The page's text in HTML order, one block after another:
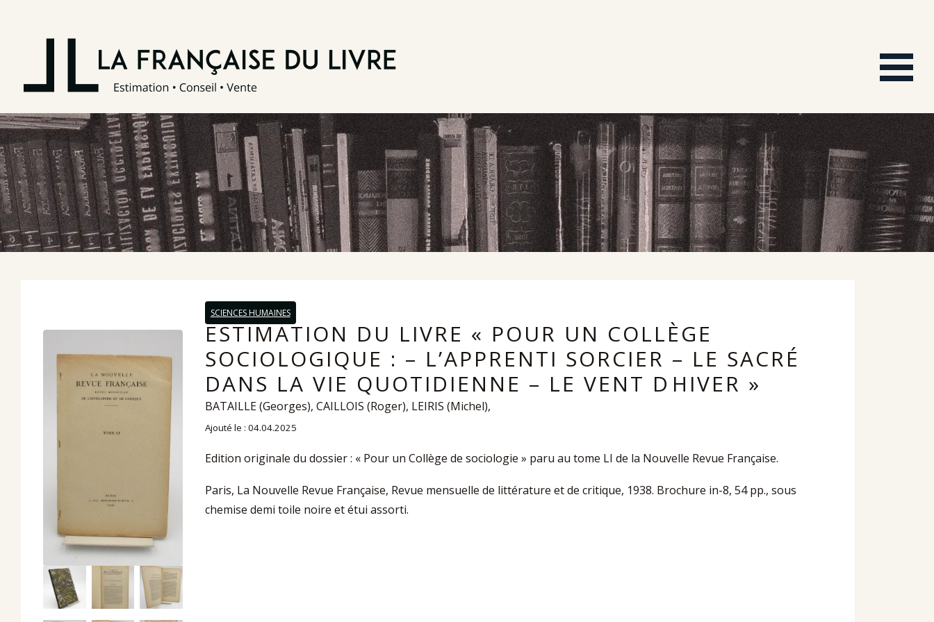
SCIENCES HUMAINES
ESTIMATION DU LIVRE « POUR UN COLLÈGE
SOCIOLOGIQUE : – L’APPRENTI SORCIER – LE SACRÉ
DANS LA VIE QUOTIDIENNE – LE VENT DHIVER »
BATAILLE (Georges), CAILLOIS (Roger), LEIRIS (Michel),
Ajouté le : 04.04.2025
Edition originale du dossier : « Pour un Collège de sociologie » paru au tome LI de la Nouvelle Revue Française.
Paris, La Nouvelle Revue Française, Revue mensuelle de littérature et de critique, 1938. Brochure in-8, 54 pp., sous
chemise demi toile noire et étui assorti.